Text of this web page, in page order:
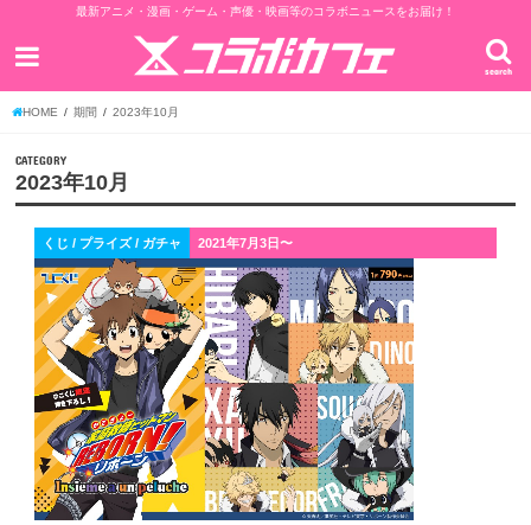
最新アニメ・漫画・ゲーム・声優・映画等のコラボニュースをお届け！
search
HOME 期間 2023年10月
CATEGORY
2023年10月
くじ / プライズ / ガチャ 2021年7月3日〜